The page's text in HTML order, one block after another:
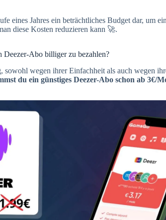
eines Jahres ein beträchtliches Budget dar, um
diese Kosten reduzieren kann 🚀.
Deezer-Abo billiger zu bezahlen?
sowohl wegen ihrer Einfachheit als auch wegen
du ein günstiges Deezer-Abo schon ab 3€/